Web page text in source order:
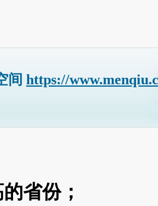
间 https://
省份；